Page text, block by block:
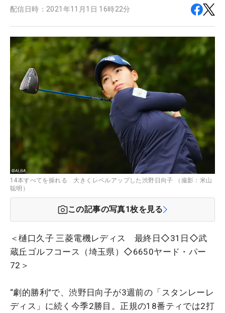
配信日時： 2021年11月1日 16時22分
14本すべてを操れる 大きくレベルアップした渋野日向子 （撮影：米山
聡明）
この記事の写真1枚を見る
＜樋口久子 三菱電機レディス 最終日◇31日◇武
蔵丘ゴルフコース（埼玉県）◇6650ヤード・パー
72＞
“劇的勝利”で、渋野日向子が3週前の「スタンレーレ
ディス」に続く今季2勝目。正規の18番ティでは2打